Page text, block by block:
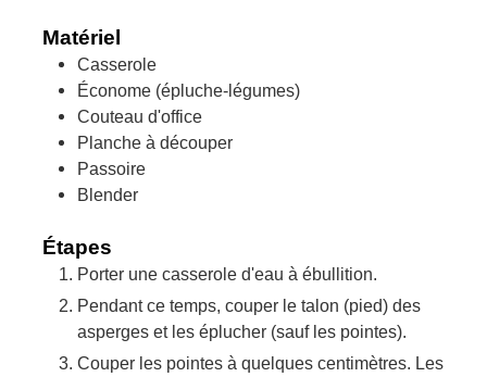
Matériel
Casserole
Économe (épluche-légumes)
Couteau d'office
Planche à découper
Passoire
Blender
Étapes
Porter une casserole d'eau à ébullition.
Pendant ce temps, couper le talon (pied) des
asperges et les éplucher (sauf les pointes).
Couper les pointes à quelques centimètres. Les